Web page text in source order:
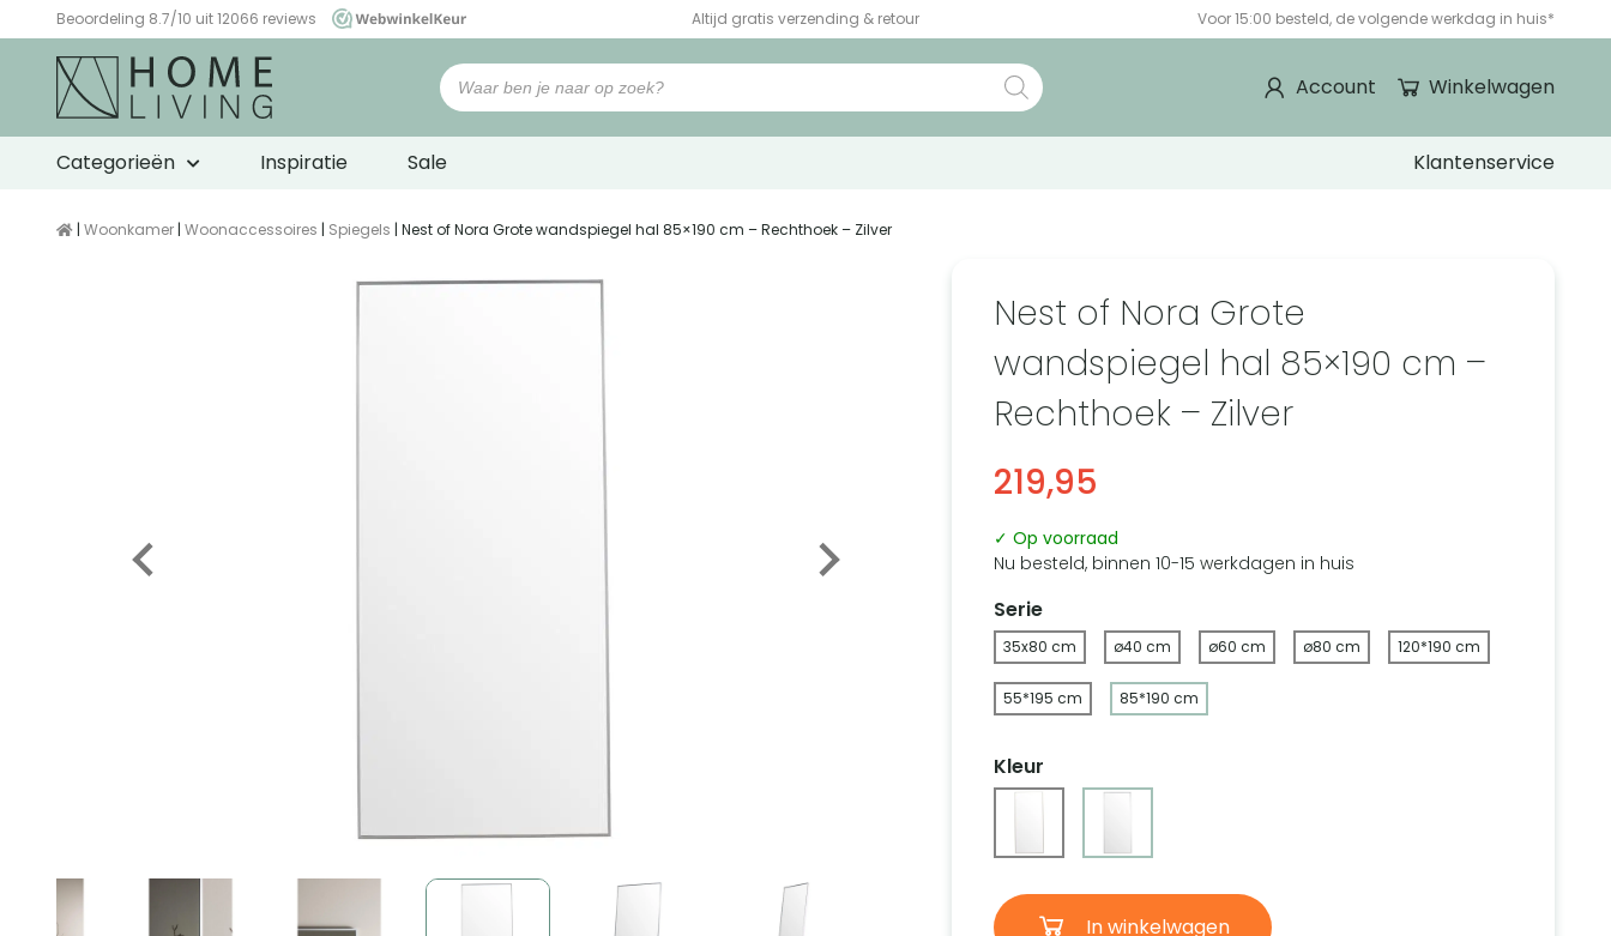
Beoordeling 8.7/10 uit 12066 reviews
WebwinkelKeur
Altijd gratis verzending & retour Voor 15:00 besteld, de volgende werkdag in huis*
Winkelwagen
Account
Categorieën Inspiratie Sale Klantenservice
| Woonkamer | Woonaccessoires | Spiegels | Nest of Nora Grote wandspiegel hal 85×190 cm – Rechthoek – Zilver
Nest of Nora Grote
wandspiegel hal 85×190 cm –
Rechthoek – Zilver
219,95
✓ Op voorraad
Nu besteld, binnen 10-15 werkdagen in huis
Serie
35x80 cm ø40 cm ø60 cm ø80 cm 120*190 cm
55*195 cm 85*190 cm
Kleur
In winkelwagen